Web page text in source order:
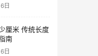
日
厘米 传统长度
南
日